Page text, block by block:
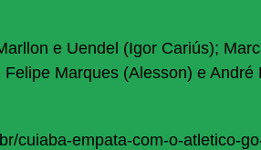
e Uendel (Igor Cariús);
Marques (Alesson) e André
cuiaba-empata-com-o-atletico-